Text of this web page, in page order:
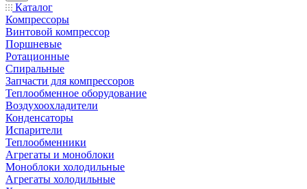
Каталог
Компрессоры
Винтовой компрессор
Поршневые
Ротационные
Спиральные
Запчасти для компрессоров
Теплообменное оборудование
Воздухоохладители
Конденсаторы
Испарители
Теплообменники
Агрегаты и моноблоки
Моноблоки холодильные
Агрегаты холодильные